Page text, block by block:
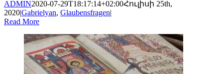
ADMIN2020-07-29T18:17:14+02:00Հուլիսի 25th,
2020|Gabrielyan, Glaubensfragen|
Read More